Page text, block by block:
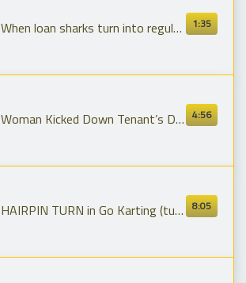
1:35
When loan sharks turn into regular businessmen.
4:56
Woman Kicked Down Tenant’s Door on Video | Part 2
8:05
HAIRPIN TURN in Go Karting (tutorial)